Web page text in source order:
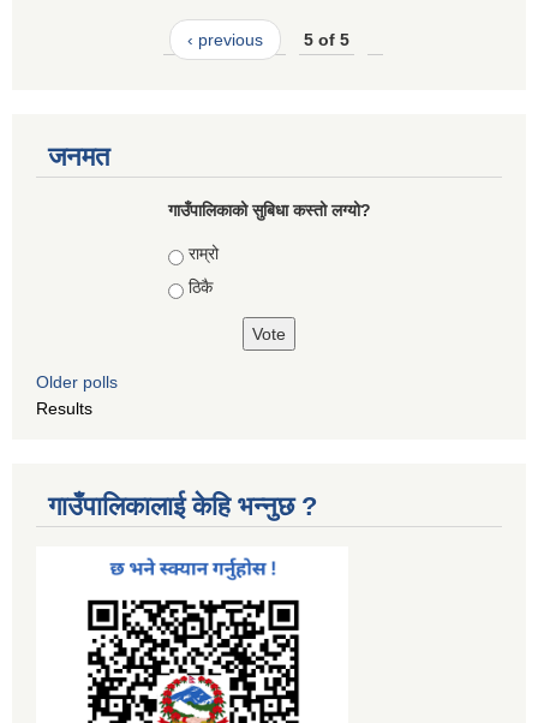
‹ previous 5 of 5
जनमत
गाउँपालिकाको सुबिधा कस्तो लग्यो?
Choices
राम्रो
ठिकै
Older polls
Results
गाउँपालिकालाई केहि भन्नुछ ?